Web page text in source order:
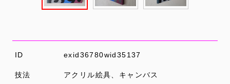
ID exid36780wid35137
技法 アクリル絵具、キャンバス